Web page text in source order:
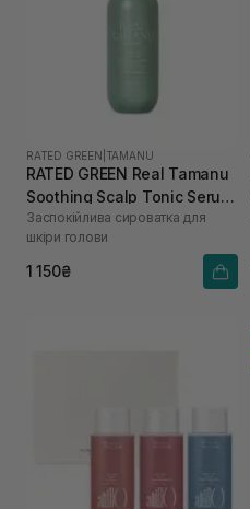
RATED GREEN TAMANU
RATED GREEN Real Tamanu
Soothing Scalp Tonic Serum
100 мл
Заспокійлива сироватка для
шкіри голови
1 150₴